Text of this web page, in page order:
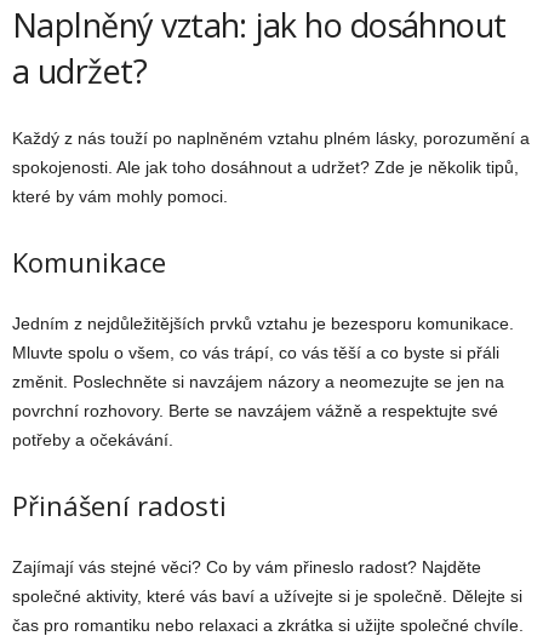
Naplněný vztah: jak ho dosáhnout
a udržet?
Každý z nás touží po naplněném vztahu plném lásky, porozumění a
spokojenosti. Ale jak toho dosáhnout a udržet? Zde je několik tipů,
které by vám mohly pomoci.
Komunikace
Jedním z nejdůležitějších prvků vztahu je bezesporu komunikace.
Mluvte spolu o všem, co vás trápí, co vás těší a co byste si přáli
změnit. Poslechněte si navzájem názory a neomezujte se jen na
povrchní rozhovory. Berte se navzájem vážně a respektujte své
potřeby a očekávání.
Přinášení radosti
Zajímají vás stejné věci? Co by vám přineslo radost? Najděte
společné aktivity, které vás baví a užívejte si je společně. Dělejte si
čas pro romantiku nebo relaxaci a zkrátka si užijte společné chvíle.